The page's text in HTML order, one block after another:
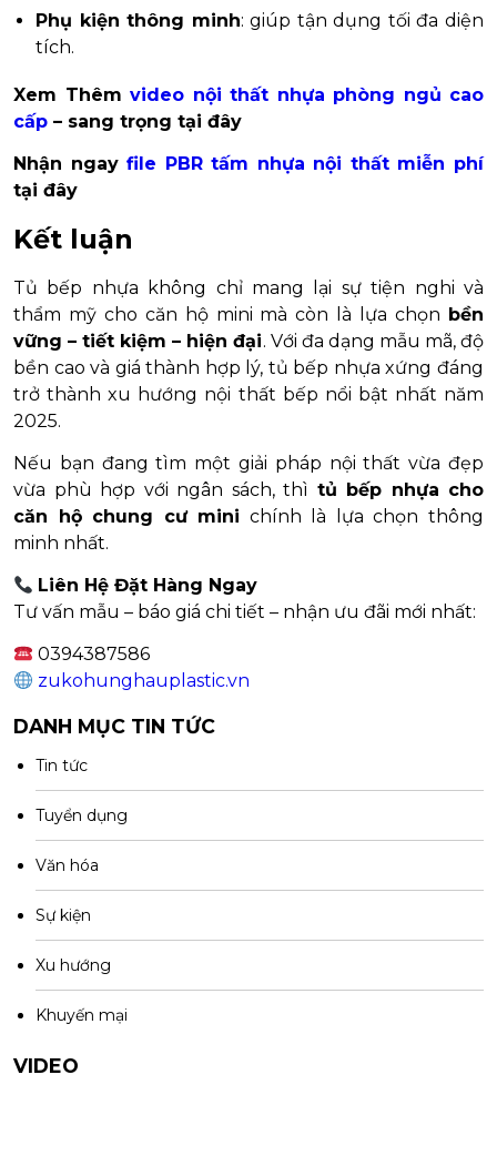
Phụ kiện thông minh: giúp tận dụng tối đa diện
tích.
Xem Thêm video nội thất nhựa phòng ngủ cao
cấp – sang trọng tại đây
Nhận ngayfile PBR tấm nhựa nội thất miễn phí
tại đây
Kết luận
Tủ bếp nhựa không chỉ mang lại sự tiện nghi và
thẩm mỹ cho căn hộ mini mà còn là lựa chọn bền
vững – tiết kiệm – hiện đại. Với đa dạng mẫu mã, độ
bền cao và giá thành hợp lý, tủ bếp nhựa xứng đáng
trở thành xu hướng nội thất bếp nổi bật nhất năm
2025.
Nếu bạn đang tìm một giải pháp nội thất vừa đẹp
vừa phù hợp với ngân sách, thì tủ bếp nhựa cho
căn hộ chung cư mini chính là lựa chọn thông
minh nhất.
Liên Hệ Đặt Hàng Ngay
Tư vấn mẫu – báo giá chi tiết – nhận ưu đãi mới nhất:
0394387586
zukohunghauplastic.vn
DANH MỤC TIN TỨC
Tin tức
Tuyển dụng
Văn hóa
Sự kiện
Xu hướng
Khuyến mại
VIDEO